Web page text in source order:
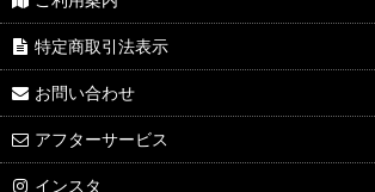
特定商取引法表示
お問い合わせ
アフターサービス
インスタ